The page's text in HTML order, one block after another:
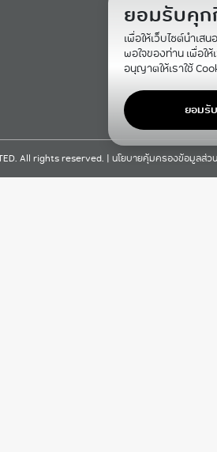
ยอมรับคุ
เพื่อให้เว็บไซต์นำเ
พอใจของท่าน เพื่อใ
อนุญาตให้เราใช้
ยอมรับ
All rights reserved. | นโยบายคุ้มครองข้อมูลส่ว